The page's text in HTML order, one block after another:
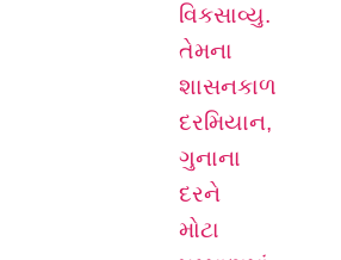
વિકસાવ્યુ.
તેમના
શાસનકાળ
દરમિયાન,
ગુનાના
દરને
મોટા